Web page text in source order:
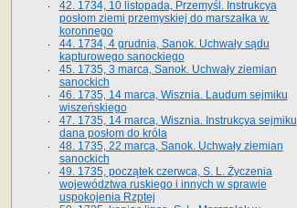
42. 1734, 10 listopada, Przemyśl. Instrukcya
posłom ziemi przemyskiej do marszałka w.
koronnego
44. 1734, 4 grudnia, Sanok. Uchwały sądu
kapturowego sanockiego
45. 1735, 3 marca, Sanok. Uchwały ziemian
sanockich
46. 1735, 14 marca, Wisznia. Laudum sejmiku
wiszeńskiego
47. 1735, 14 marca, Wisznia. Instrukcya sejmiku
dana posłom do króla
48. 1735, 22 marca, Sanok. Uchwały ziemian
sanockich
49. 1735, początek czerwca, S. L. Życzenia
województwa ruskiego i innych w sprawie
uspokojenia Rzptej